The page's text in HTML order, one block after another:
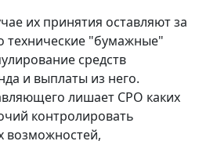
их принятия оставляют за
технические "бумажные"
средств
и выплаты из него.
лишает СРО каких
контролировать
возможностей,